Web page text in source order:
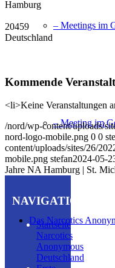
– Meetings im
– Meeting im
Das Narcotics
Hamburg
20459
Deutschland
Kommende
<li>Keine Veranstaltungen
/nord/wp-content/uploads/
nord-logo-mobile.png 0 0
content/uploads/sites/26/
mobile.png stefan2024-05-
Jahre NA Hamburg | St.
NAVIGATION
Startseite
Narcotics
Anonymous
Deutschland